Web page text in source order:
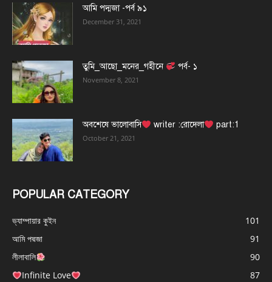
আমি পদ্মজা -পর্ব ৯১
December 31, 2021
তুমি_আছো_মনের_গহীনে পর্ব- ১
November 8, 2021
অবশেষে ভালোবাসি writer :রোদেলা part:1
October 21, 2021
POPULAR CATEGORY
ভ্যাম্পায়ার কুইন
101
আমি পদ্মজা
91
লীলাবালি
90
Infinite Love
87